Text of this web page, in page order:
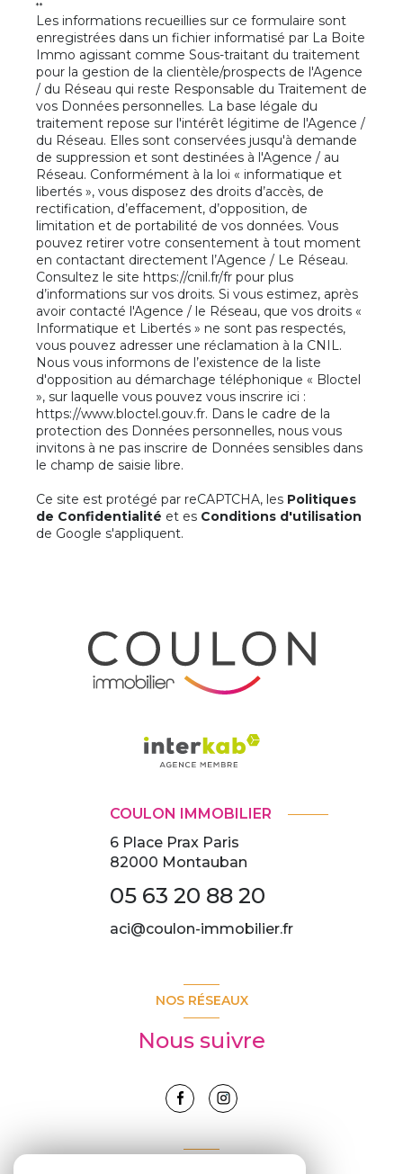
**
Les informations recueillies sur ce formulaire sont
enregistrées dans un fichier informatisé par La Boite
Immo agissant comme Sous-traitant du traitement
pour la gestion de la clientèle/prospects de l'Agence
/ du Réseau qui reste Responsable du Traitement de
vos Données personnelles. La base légale du
traitement repose sur l'intérêt légitime de l'Agence /
du Réseau. Elles sont conservées jusqu'à demande
de suppression et sont destinées à l'Agence / au
Réseau. Conformément à la loi « informatique et
libertés », vous disposez des droits d’accès, de
rectification, d’effacement, d’opposition, de
limitation et de portabilité de vos données. Vous
pouvez retirer votre consentement à tout moment
en contactant directement l’Agence / Le Réseau.
Consultez le site https://cnil.fr/fr pour plus
d’informations sur vos droits. Si vous estimez, après
avoir contacté l'Agence / le Réseau, que vos droits «
Informatique et Libertés » ne sont pas respectés,
vous pouvez adresser une réclamation à la CNIL.
Nous vous informons de l’existence de la liste
d'opposition au démarchage téléphonique « Bloctel
», sur laquelle vous pouvez vous inscrire ici :
https://www.bloctel.gouv.fr. Dans le cadre de la
protection des Données personnelles, nous vous
invitons à ne pas inscrire de Données sensibles dans
le champ de saisie libre.
Ce site est protégé par reCAPTCHA, les Politiques
de Confidentialité et es Conditions d'utilisation
de Google s'appliquent.
COULON IMMOBILIER
6 Place Prax Paris
82000 Montauban
05 63 20 88 20
aci@coulon-immobilier.fr
NOS RÉSEAUX
Nous suivre